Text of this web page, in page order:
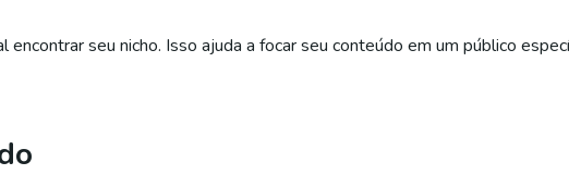
encontrar seu nicho. Isso ajuda a focar seu conteúdo em um público